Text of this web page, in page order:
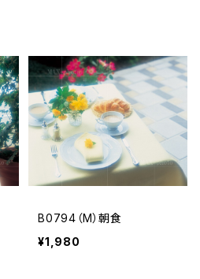
B0794（M）朝食
¥1,980